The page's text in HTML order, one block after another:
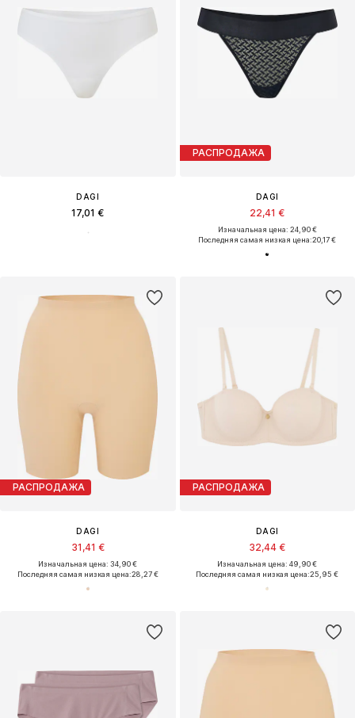
DAGI
17,01 €
РАСПРОДАЖА
DAGI
22,41 €
Изначальная цена: 24,90 €
Последняя самая низкая цена:20,17 €
РАСПРОДАЖА
DAGI
31,41 €
Изначальная цена: 34,90 €
Последняя самая низкая цена:28,27 €
РАСПРОДАЖА
DAGI
32,44 €
Изначальная цена: 49,90 €
Последняя самая низкая цена:25,95 €